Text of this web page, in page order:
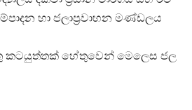
හා ජලාප්‍රවාහන මණ්ඩලය
කටයුත්තක් හේතුවෙන් මෙලෙස ජල